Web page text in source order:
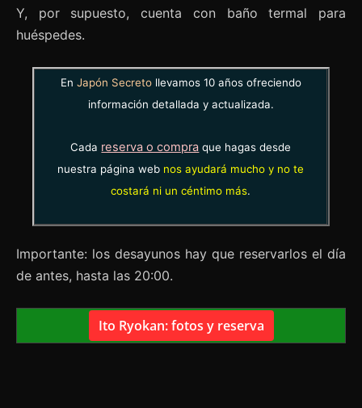
Y, por supuesto, cuenta con baño termal para
huéspedes.
En Japón Secretollevamos 10 años ofreciendo
información detallada y actualizada.
Cada reserva o compra que hagas desde
nuestra página web nos ayudará mucho y no te
costará ni un céntimo más.
Importante: los desayunos hay que reservarlos el día
de antes, hasta las 20:00.
Ito Ryokan: fotos y reserva